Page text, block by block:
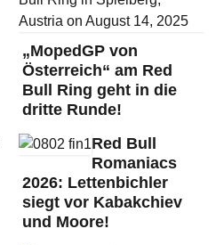
„MopedGP von
Österreich“ am Red
Bull Ring geht in die
dritte Runde!
Red Bull
Romaniacs
2026: Lettenbichler
siegt vor Kabakchiev
und Moore!